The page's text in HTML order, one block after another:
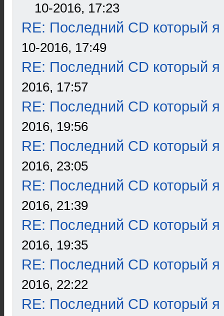
10-2016, 17:23
RE: Последний CD который я
10-2016, 17:49
RE: Последний CD который я
2016, 17:57
RE: Последний CD который я
2016, 19:56
RE: Последний CD который я
2016, 23:05
RE: Последний CD который я
2016, 21:39
RE: Последний CD который я
2016, 19:35
RE: Последний CD который я
2016, 22:22
RE: Последний CD который я